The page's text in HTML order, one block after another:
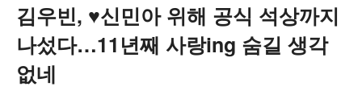
김우빈, ♥신민아 위해 공식 석상까지
나섰다…11년째 사랑ing 숨길 생각
없네